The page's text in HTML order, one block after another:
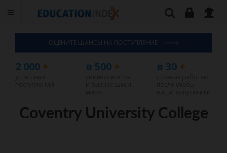
ОЦЕНИТЕ ШАНСЫ НА ПОСТУПЛЕНИЕ
2 000 + в 500 + в 30+
Coventry University College